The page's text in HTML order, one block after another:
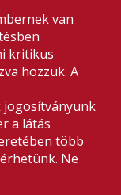
van
kritikus
hozzuk. A
jogosítványunk
a látás
több
Ne